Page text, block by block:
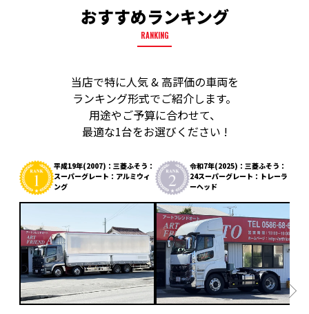
おすすめランキング
RANKING
当店で特に人気 & 高評価の車両を
ランキング形式でご紹介します。
用途やご予算に合わせて、
最適な1台をお選びください !
平成19年(2007)：三菱ふそう：
スーパーグレート：アルミウィ
ング
令和7年(2025)：三菱ふそう：
24スーパーグレート：トレーラ
ーヘッド